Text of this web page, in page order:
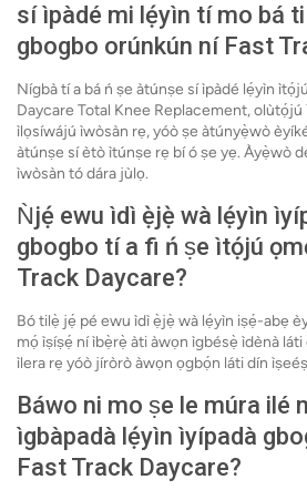
sí ìpàdé mi lẹ́yìn tí mo bá
gbogbo orúnkún ní Fast
Nígbà tí a bá ń ṣe àtúnṣe sí ìpàdé lẹ́yìn
Daycare Total Knee Replacement,
ìlọsíwájú ìwòsàn rẹ, yóò ṣe àtúnyẹ̀wò
àtúnṣe sí ètò ìtúnṣe rẹ bí ó ṣe yẹ. Àyẹ̀wò
ìwòsàn tó dára jùlọ.
Ǹjẹ́ ewu ìdì ẹ̀jẹ̀ wà lẹ́yìn
gbogbo tí a fi ń ṣe ìtọ́jú
Track Daycare?
Bó tilẹ̀ jẹ́ pé ewu ìdì ẹ̀jẹ̀ wà lẹ́yìn iṣẹ́-abẹ
mọ́ ìṣíṣẹ́ ní ìbẹ̀rẹ̀ àti àwọn ìgbésẹ̀ ìdènà
ìlera rẹ yóò jíròrò àwọn ọgbọ́n láti dín
Báwo ni mo ṣe le múra ilé
ìgbàpadà lẹ́yìn ìyípadà
Fast Track Daycare?